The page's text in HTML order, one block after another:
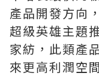
產品開發方向
超級英雄主題
家紡，此類產
來更高利潤空